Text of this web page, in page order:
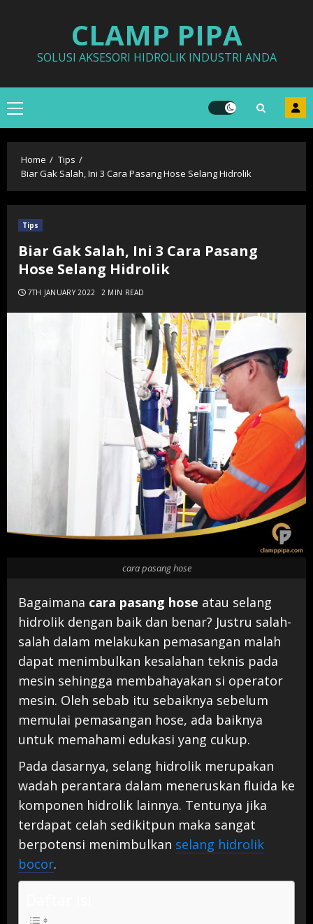
CLAMP PIPA
SOLUSI AKSESORI HIDROLIK INDUSTRI ANDA
Primary
Menu
Home
Tips
Biar Gak Salah, Ini 3 Cara Pasang Hose Selang Hidrolik
Tips
Biar Gak Salah, Ini 3 Cara Pasang
Hose Selang Hidrolik
7TH JANUARY 2022 2 MIN READ
cara pasang hose
Bagaimana cara pasang hose atau selang
hidrolik dengan baik dan benar? Justru salah-
salah dalam melakukan pemasangan malah
dapat menimbulkan kesalahan teknis pada
mesin sehingga membahayakan si operator
mesin. Oleh sebab itu sebaiknya sebelum
memulai pemasangan hose, ada baiknya
untuk memahami edukasi yang cukup.
Pada dasarnya, selang hidrolik merupakan
wadah perantara dalam meneruskan fluida ke
komponen hidrolik lainnya. Tentunya jika
terdapat celah sedikitpun maka sangat
berpotensi menimbulkan selang hidrolik
bocor.